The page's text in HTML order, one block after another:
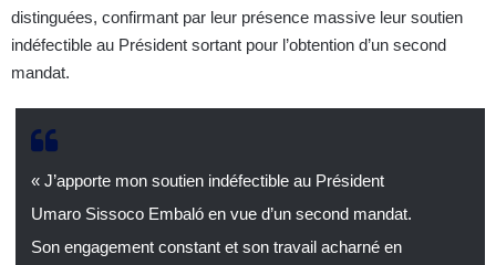
distinguées, confirmant par leur présence massive leur soutien
indéfectible au Président sortant pour l’obtention d’un second
mandat.
« J’apporte mon soutien indéfectible au Président
Umaro Sissoco Embaló en vue d’un second mandat.
Son engagement constant et son travail acharné en